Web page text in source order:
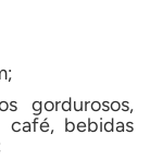
gordurosos,
café, bebidas